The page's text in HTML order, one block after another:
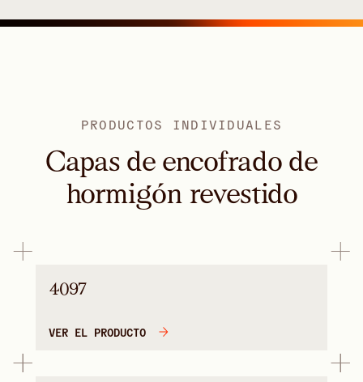
PRODUCTOS INDIVIDUALES
Capas de encofrado de
hormigón revestido
4097
VER EL PRODUCTO